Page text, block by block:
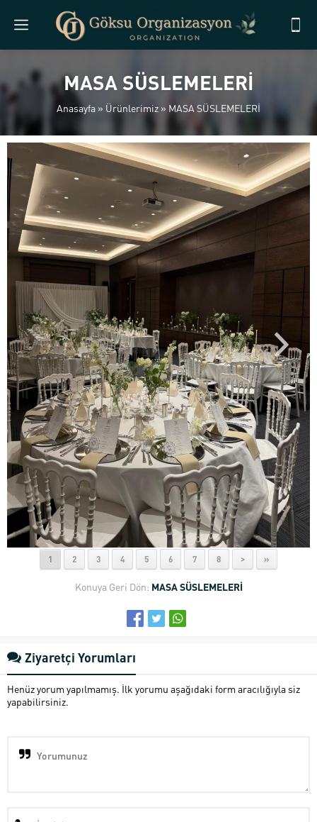
MASA SÜSLEMELERİ
Anasayfa » Ürünlerimiz » MASA SÜSLEMELERİ
1 2 3 4 5 6 7 8 > »
Konuya Geri Dön: MASA SÜSLEMELERİ
Ziyaretçi Yorumları
Henüz yorum yapılmamış. İlk yorumu aşağıdaki form aracılığıyla siz
yapabilirsiniz.